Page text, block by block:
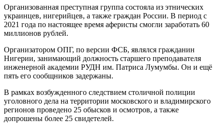
Организованная преступная группа состояла из этнических
украинцев, нигерийцев, а также граждан России. В период с
2021 года по настоящее время аферисты смогли заработать 60
миллионов рублей.
Организатором ОПГ, по версии ФСБ, являлся гражданин
Нигерии, занимающий должность старшего преподавателя
инженерной академии РУДН им. Патриса Лумумбы. Он и ещё
пять его сообщников задержаны.
В рамках возбужденного следствием столичной полиции
уголовного дела на территории московского и владимирского
регионов проведено 25 обысков и осмотров, а также
допрошены более 25 свидетелей.